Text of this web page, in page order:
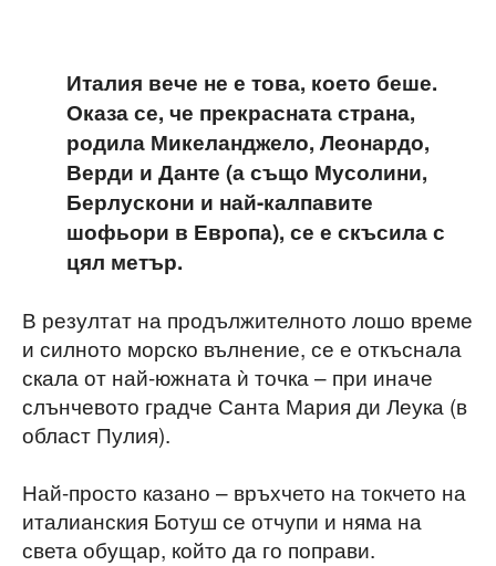
Италия вече не е това, което беше.
Оказа се, че прекрасната страна,
родила Микеланджело, Леонардо,
Верди и Данте (а също Мусолини,
Берлускони и най-калпавите
шофьори в Европа), се е скъсила с
цял метър.
В резултат на продължителното лошо време
и силното морско вълнение, се е откъснала
скала от най-южната ѝ точка – при иначе
слънчевото градче Санта Мария ди Леука (в
област Пулия).
Най-просто казано – връхчето на токчето на
италианския Ботуш се отчупи и няма на
света обущар, който да го поправи.